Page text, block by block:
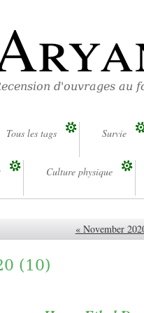
d'ouvrages au
Tous les tags Survie
Culture physique
« November
(10)